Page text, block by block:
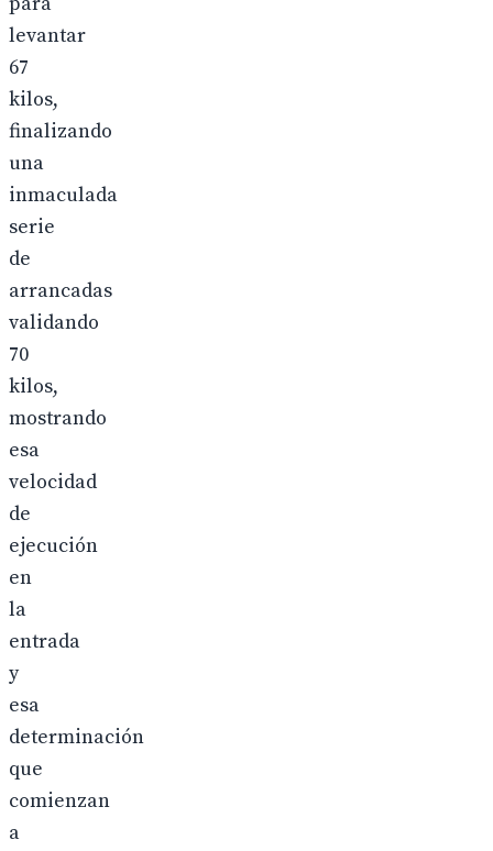
levantar
67
kilos,
finalizando
una
inmaculada
serie
de
arrancadas
validando
70
kilos,
mostrando
esa
velocidad
de
ejecución
en
la
entrada
y
esa
determinación
que
comienzan
a